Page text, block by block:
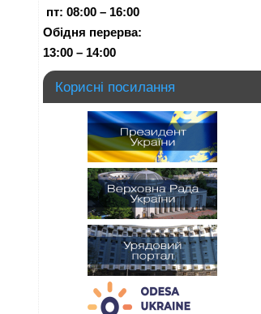
пт: 08:00 – 16:00
Обідня перерва:
13:00 – 14:00
Корисні посилання